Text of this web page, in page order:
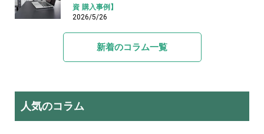
資 購入事例】
2026/5/26
新着のコラム一覧
人気のコラム